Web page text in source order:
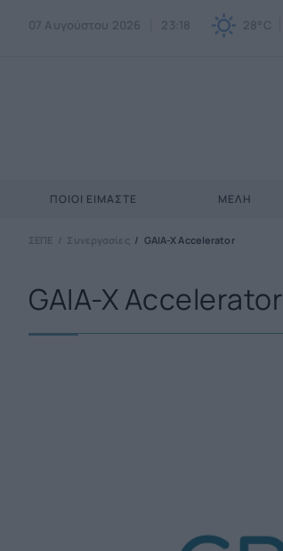
07 Αυγούστου 2026 23:18 28°C
ΠΟΙΟΙ ΕΊΜΑΣΤΕ ΜΈΛΗ
ΣΕΠΕ Συνεργασίες GAIA-X Accelerator
GAIA-X Accelerator